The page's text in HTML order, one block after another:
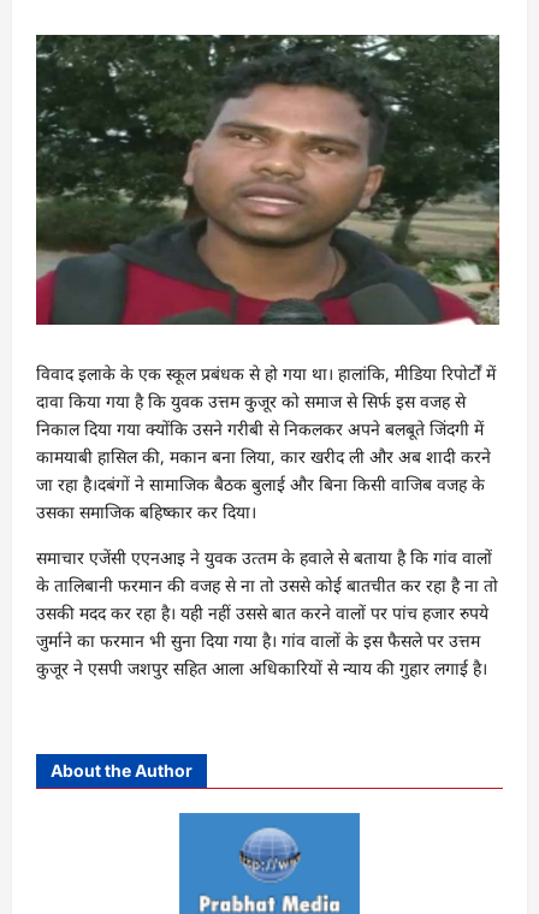
विवाद इलाके के एक स्‍कूल प्रबंधक से हो गया था। हालांकि, मीडिया रिपोर्टों में
दावा किया गया है कि युवक उत्तम कुजूर को समाज से सिर्फ इस वजह से
निकाल दिया गया क्योंकि उसने गरीबी से निकलकर अपने बलबूते जिंदगी में
कामयाबी हासिल की, मकान बना लिया, कार खरीद ली और अब शादी करने
जा रहा है।दबंगों ने सामाजिक बैठक बुलाई और बिना किसी वाजिब वजह के
उसका समाजिक बहिष्कार कर दिया।
समाचार एजेंसी एएनआइ ने युवक उत्‍तम के हवाले से बताया है कि गांव वालों
के तालिबानी फरमान की वजह से ना तो उससे कोई बातचीत कर रहा है ना तो
उसकी मदद कर रहा है। यही नहीं उससे बात करने वालों पर पांच हजार रुपये
जुर्माने का फरमान भी सुना दिया गया है। गांव वालों के इस फैसले पर उत्तम
कुजूर ने एसपी जशपुर सहित आला अधिकारियों से न्याय की गुहार लगाई है।
About the Author